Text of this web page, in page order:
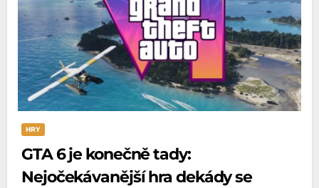
HRY
GTA 6 je konečně tady:
Nejočekávanější hra dekády se